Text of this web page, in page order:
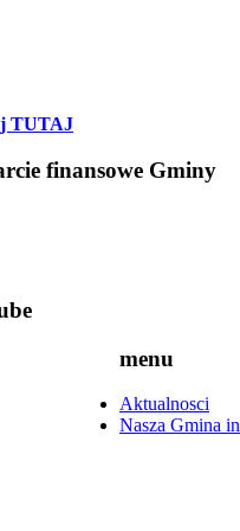
TUTAJ
finansowe Gminy
menu
Aktualnosci
Nasza Gmina